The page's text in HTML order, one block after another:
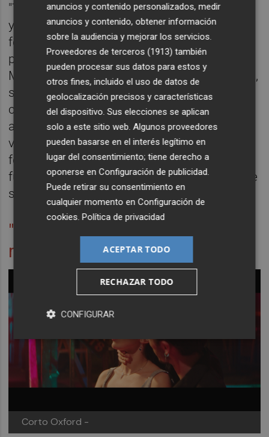
"Tenemos estudiantes en Irlanda, Colombia
y distintas ciudades españolas. Aunque la
formación es online, realizamos rodajes
presenciales tanto en Madrid como en
Murcia", apunta la creadora, quien se declara,
sobre todo, actriz. "Siempre digo que dirijo
como una actriz y que produzco como una
actriz. Todo lo hago desde ese punto de
vista. Luego he tenido que seguir
formándome para poder asumir otras
funciones, pero mi formación principal sigue
siendo la interpretación".
"Quiero contar el cine que a mí
me gusta"
Corto Oxford -
anuncios y contenido personalizados, medir
anuncios y contenido, obtener información
sobre la audiencia y mejorar los servicios.
Proveedores de terceros (1913) también
pueden procesar sus datos para estos y
otros fines, incluido el uso de datos de
geolocalización precisos y características
del dispositivo. Sus elecciones se aplican
solo a este sitio web. Algunos proveedores
pueden basarse en el interés legítimo en
lugar del consentimiento; tiene derecho a
oponerse enConfiguración de publicidad
Puede retirar su consentimiento en
cualquier momento enConfiguración de
cookies .Política de privacidad
ACEPTAR TODO
RECHAZAR TODO
CONFIGURAR